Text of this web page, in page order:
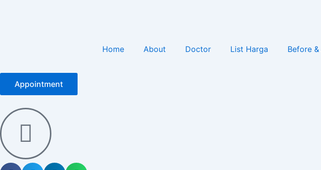
Home About Doctor List Harga Before
Appointment